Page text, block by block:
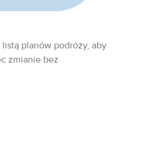
planów podróży, aby
zmianie bez